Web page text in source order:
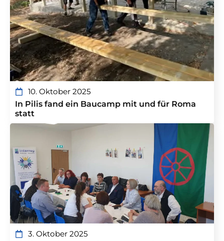
10. Oktober 2025
In Pilis fand ein Baucamp mit und für Roma
statt
3. Oktober 2025